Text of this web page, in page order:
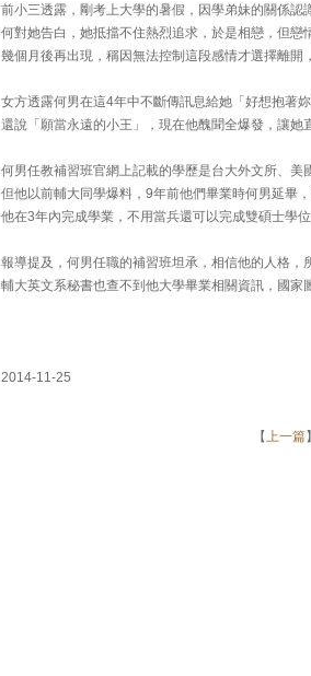
前小三透露，剛考上大學的暑假，因學弟妹的關係認
何對她告白，她抵擋不住熱烈追求，於是相戀，但戀
幾個月後再出現，稱因無法控制這段感情才選擇離開
女方透露何男在這4年中不斷傳訊息給她「好想抱著
還說「願當永遠的小王」，現在他醜聞全爆發，讓她
何男任教補習班官網上記載的學歷是台大外文所、美
但他以前輔大同學爆料，9年前他們畢業時何男延畢
他在3年內完成學業，不用當兵還可以完成雙碩士學
報導提及，何男任職的補習班坦承，相信他的人格，
輔大英文系秘書也查不到他大學畢業相關資訊，國家
2014-11-25
【上一篇